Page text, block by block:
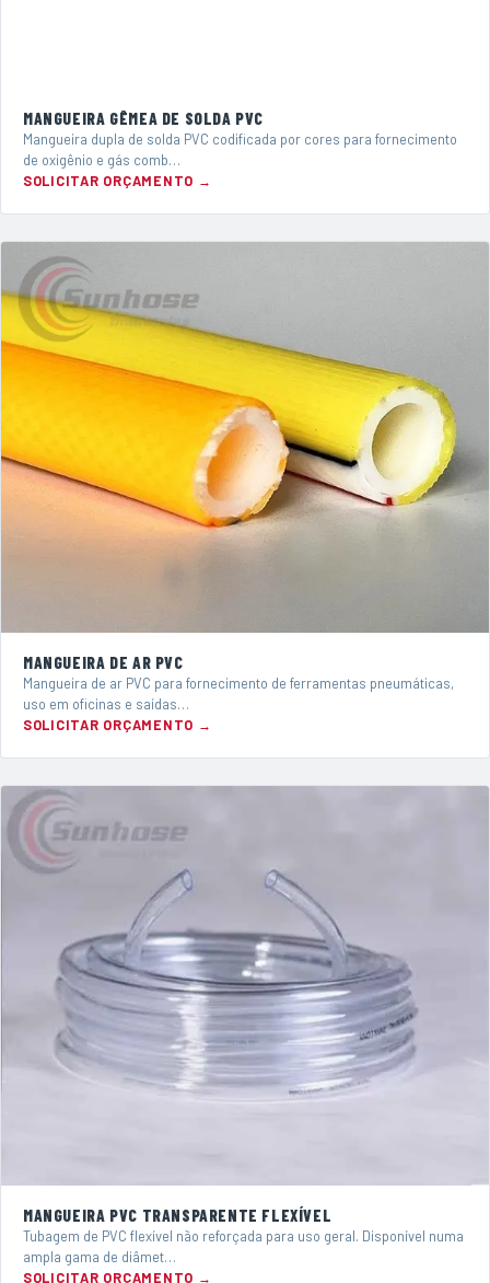
MANGUEIRA GÊMEA DE SOLDA PVC
Mangueira dupla de solda PVC codificada por cores para fornecimento
de oxigênio e gás comb…
SOLICITAR ORÇAMENTO →
MANGUEIRA DE AR PVC
Mangueira de ar PVC para fornecimento de ferramentas pneumáticas,
uso em oficinas e saídas…
SOLICITAR ORÇAMENTO →
MANGUEIRA PVC TRANSPARENTE FLEXÍVEL
Tubagem de PVC flexível não reforçada para uso geral. Disponível numa
ampla gama de diâmet…
SOLICITAR ORÇAMENTO →